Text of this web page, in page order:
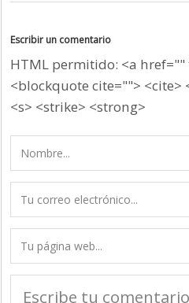
Escribir un comentario
HTML permitido: <a
<blockquote cite=""> <cite>
<s> <strike> <strong>